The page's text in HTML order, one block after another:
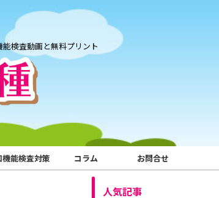
検査動画と無料プリント
機能検査対策 コラム お問合せ
人気記事